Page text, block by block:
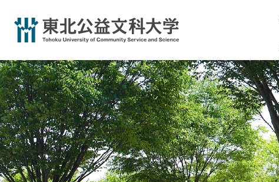
先
頭
で
す
。